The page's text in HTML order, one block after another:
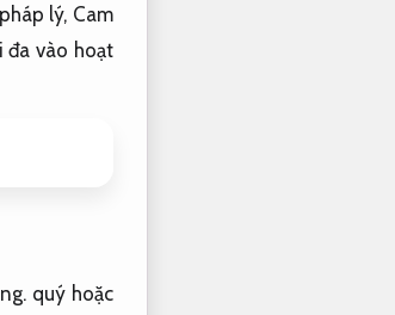
lý, Cam
đa vào hoạt
quý hoặc